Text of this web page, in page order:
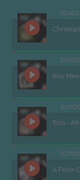
Boy
Toto -
A Flock